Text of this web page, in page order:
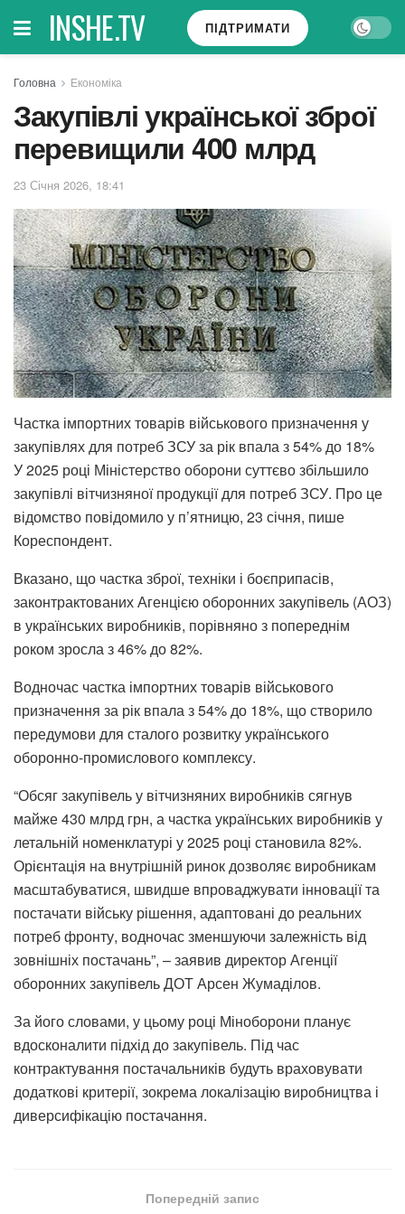
INSHE.TV ПІДТРИМАТИ
Головна Економіка
Закупівлі української зброї
перевищили 400 млрд
23 Січня 2026, 18:41
Частка імпортних товарів військового призначення у
закупівлях для потреб ЗСУ за рік впала з 54% до 18%
У 2025 році Міністерство оборони суттєво збільшило
закупівлі вітчизняної продукції для потреб ЗСУ. Про це
відомство повідомило у п’ятницю, 23 січня, пише
Кореспондент.
Вказано, що частка зброї, техніки і боєприпасів,
законтрактованих Агенцією оборонних закупівель (АОЗ)
в українських виробників, порівняно з попереднім
роком зросла з 46% до 82%.
Водночас частка імпортних товарів військового
призначення за рік впала з 54% до 18%, що створило
передумови для сталого розвитку українського
оборонно-промислового комплексу.
“Обсяг закупівель у вітчизняних виробників сягнув
майже 430 млрд грн, а частка українських виробників у
летальній номенклатурі у 2025 році становила 82%.
Орієнтація на внутрішній ринок дозволяє виробникам
масштабуватися, швидше впроваджувати інновації та
постачати війську рішення, адаптовані до реальних
потреб фронту, водночас зменшуючи залежність від
зовнішніх постачань”, – заявив директор Агенції
оборонних закупівель ДОТ Арсен Жумаділов.
За його словами, у цьому році Міноборони планує
вдосконалити підхід до закупівель. Під час
контрактування постачальників будуть враховувати
додаткові критерії, зокрема локалізацію виробництва і
диверсифікацію постачання.
Попередній запис